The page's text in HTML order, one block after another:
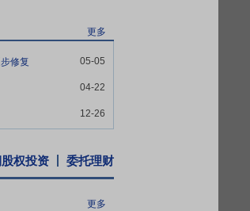
更多
修复 05-05
04-22
12-26
权投资 委托理财
更多